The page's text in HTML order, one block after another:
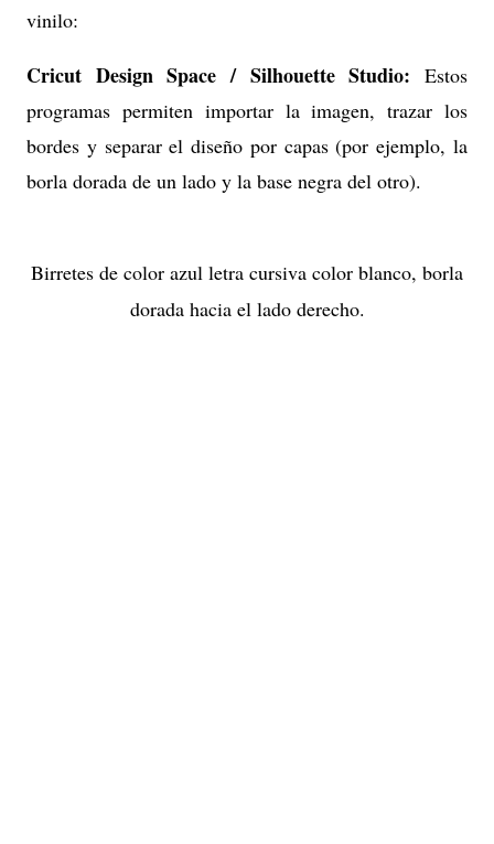
vinilo:
Cricut Design Space / Silhouette Studio: Estos
programas permiten importar la imagen, trazar los
bordes y separar el diseño por capas (por ejemplo, la
borla dorada de un lado y la base negra del otro).
Birretes de color azul letra cursiva color blanco, borla
dorada hacia el lado derecho.